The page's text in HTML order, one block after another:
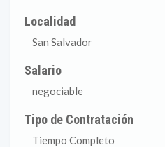
Localidad
San Salvador
Salario
negociable
Tipo de Contratación
Tiempo Completo